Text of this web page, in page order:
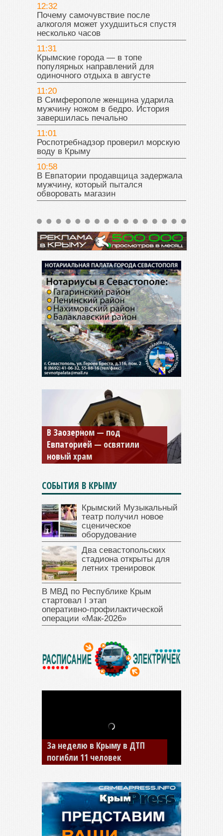
12:32
Почему самочувствие после
алкоголя может ухудшиться спустя
несколько часов
11:31
Крымские города — в топе
популярных направлений для
одиночного отдыха в августе
11:20
В Симферополе женщина ударила
мужчину ножом в бедро. История
завершилась печально
11:01
Роспотребнадзор проверил морскую
воду в Крыму
10:58
В Евпатории продавщица задержала
мужчину, который пытался
обворовать магазин
Мужской монастырь Косьмы
и Дамиана в Крыму вновь
открыт для посещения
СОБЫТИЯ В КРЫМУ
Крымский Музыкальный
театр получил новое
сценическое
оборудование
Два севастопольских
стадиона открыты для
летних тренировок
В МВД по Республике Крым
стартовал I этап
оперативно‑профилактической
операции «Мак‑2026»
В Джанкое водитель ВАЗа
сбил двух детей на «зебре»